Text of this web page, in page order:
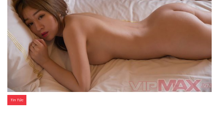
Tin Tức